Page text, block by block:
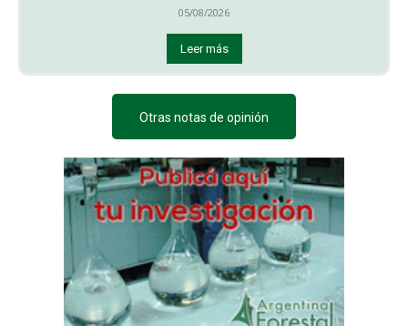
05/08/2026
Leer más
Otras notas de opinión